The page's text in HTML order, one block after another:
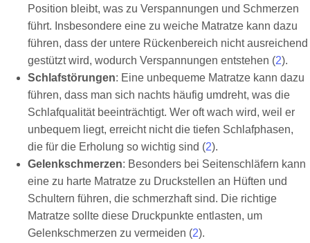
Position bleibt, was zu Verspannungen und Schmerzen
führt. Insbesondere eine zu weiche Matratze kann dazu
führen, dass der untere Rückenbereich nicht ausreichend
gestützt wird, wodurch Verspannungen entstehen (2).
Schlafstörungen: Eine unbequeme Matratze kann dazu
führen, dass man sich nachts häufig umdreht, was die
Schlafqualität beeinträchtigt. Wer oft wach wird, weil er
unbequem liegt, erreicht nicht die tiefen Schlafphasen,
die für die Erholung so wichtig sind (2).
Gelenkschmerzen: Besonders bei Seitenschläfern kann
eine zu harte Matratze zu Druckstellen an Hüften und
Schultern führen, die schmerzhaft sind. Die richtige
Matratze sollte diese Druckpunkte entlasten, um
Gelenkschmerzen zu vermeiden (2).